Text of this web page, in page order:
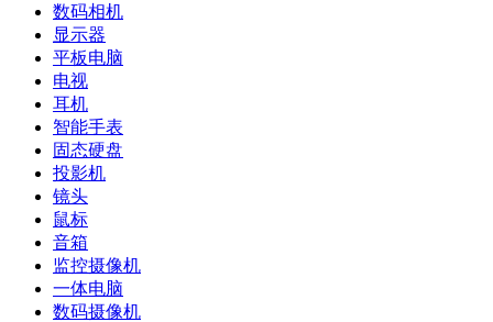
数码相机
显示器
平板电脑
电视
耳机
智能手表
固态硬盘
投影机
镜头
鼠标
音箱
监控摄像机
一体电脑
数码摄像机